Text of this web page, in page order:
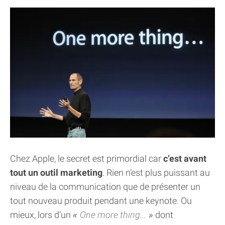
Chez Apple, le secret est primordial carc’est avant
tout un outil marketing. Rien n’est plus puissant au
niveau de la communication que de présenter un
tout nouveau produit pendant une keynote. Ou
mieux, lors d’un
One more thing...
dont